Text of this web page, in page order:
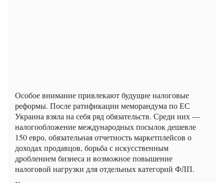
Особое внимание привлекают будущие налоговые
реформы. После ратификации меморандума по ЕС
Украина взяла на себя ряд обязательств. Среди них —
налогообложение международных посылок дешевле
150 евро, обязательная отчетность маркетплейсов о
доходах продавцов, борьба с искусственным
дроблением бизнеса и возможное повышение
налоговой нагрузки для отдельных категорий ФЛП.